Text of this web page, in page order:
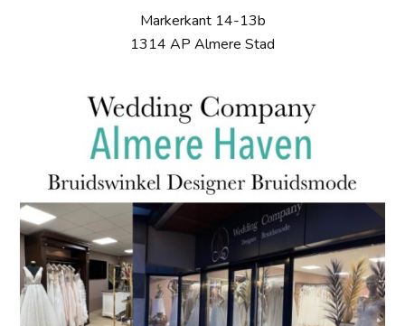
Markerkant 14-13b
1314 AP Almere Stad